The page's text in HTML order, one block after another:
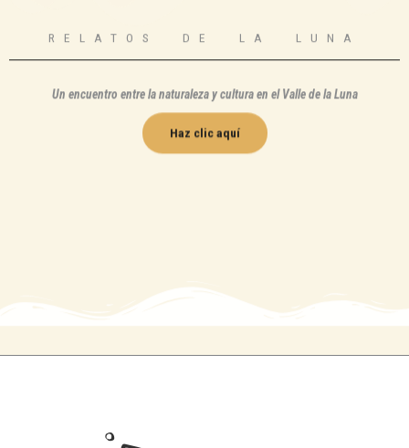
RELATOS DE LA LUNA
Un encuentro entre la naturaleza y cultura en el Valle de la Luna